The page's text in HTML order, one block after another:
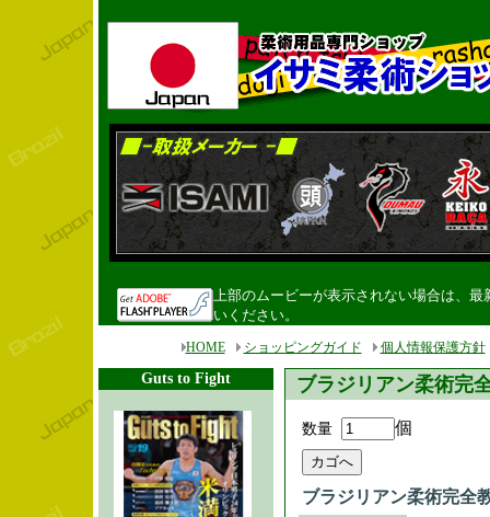
上部のムービーが表示されない場合は、最
いください。
HOME ショッピングガイド 個人情報保護方針
Guts to Fight ブラジリアン柔術完
数量 個
ブラジリアン柔術完